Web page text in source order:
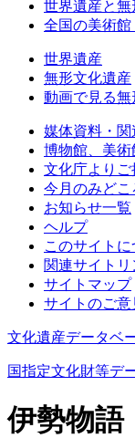
世界遺産と
全国の美術館
世界遺産
無形文化遺産
動画で見る
媒体資料・関
博物館、美
文化庁よりご
今月のみどこ
お知らせ一覧
ヘルプ
このサイトに
関連サイトリ
サイトマップ
サイトのご意
文化遺産データベ
国指定文化財等デ
伊勢物語